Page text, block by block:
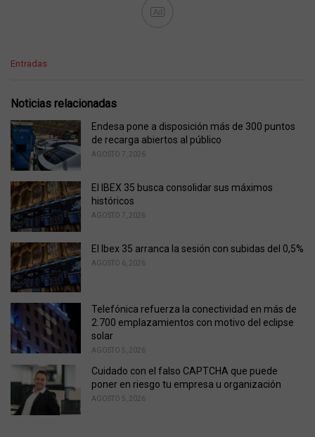
Ad
C
e
o
r
i
:
Entradas
Noticias relacionadas
Endesa pone a disposición más de 300 puntos
de recarga abiertos al público
AGOSTO 7, 2026
El IBEX 35 busca consolidar sus máximos
históricos
AGOSTO 7, 2026
El Ibex 35 arranca la sesión con subidas del 0,5%
AGOSTO 6, 2026
Telefónica refuerza la conectividad en más de
2.700 emplazamientos con motivo del eclipse
solar
AGOSTO 5, 2026
Cuidado con el falso CAPTCHA que puede
poner en riesgo tu empresa u organización
AGOSTO 5, 2026